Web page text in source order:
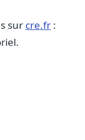
sur cre.fr :